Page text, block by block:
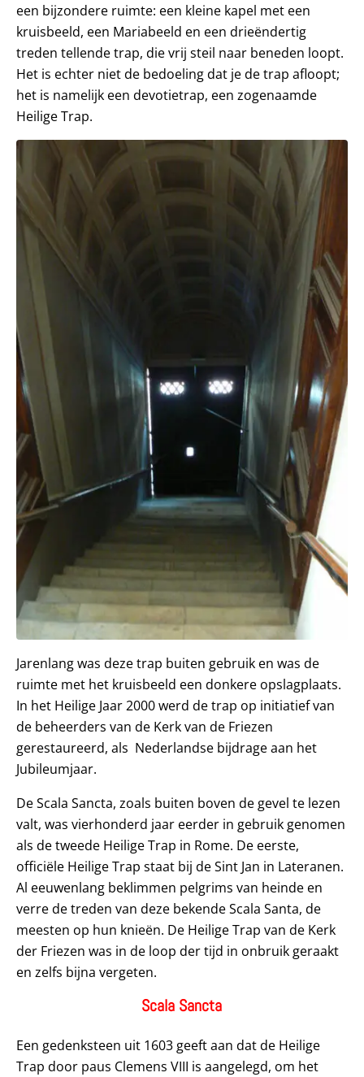
een bijzondere ruimte: een kleine kapel met een
kruisbeeld, een Mariabeeld en een drieëndertig
treden tellende trap, die vrij steil naar beneden loopt.
Het is echter niet de bedoeling dat je de trap afloopt;
het is namelijk een devotietrap, een zogenaamde
Heilige Trap.
Jarenlang was deze trap buiten gebruik en was de
ruimte met het kruisbeeld een donkere opslagplaats.
In het Heilige Jaar 2000 werd de trap op initiatief van
de beheerders van de Kerk van de Friezen
gerestaureerd, als Nederlandse bijdrage aan het
Jubileumjaar.
De Scala Sancta, zoals buiten boven de gevel te lezen
valt, was vierhonderd jaar eerder in gebruik genomen
als de tweede Heilige Trap in Rome. De eerste,
officiële Heilige Trap staat bij de Sint Jan in Lateranen.
Al eeuwenlang beklimmen pelgrims van heinde en
verre de treden van deze bekende Scala Santa, de
meesten op hun knieën. De Heilige Trap van de Kerk
der Friezen was in de loop der tijd in onbruik geraakt
en zelfs bijna vergeten.
Scala Sancta
Een gedenksteen uit 1603 geeft aan dat de Heilige
Trap door paus Clemens VIII is aangelegd, om het